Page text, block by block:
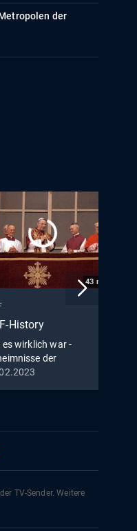
der
43 min
History
es wirklich war -
der
der TV-Sender. Weitere